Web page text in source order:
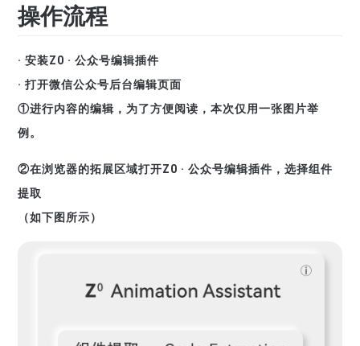
操作流程
· 安装Z0 · 公众号编辑插件
· 打开微信公众号后台编辑页面
①进行内容的编辑，为了方便阅读，本次仅用一张图片举
例。
②在浏览器的拓展区域打开Z0 · 公众号编辑插件，选择组件
提取
（如下图所示）